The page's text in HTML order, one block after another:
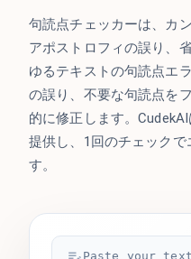
句読点チェッカーは、カ
アポストロフィの誤り、
ゆるテキストの句読点エ
の誤り、不要な句読点を
的に修正します。
提供し、1回のチェックで
す。